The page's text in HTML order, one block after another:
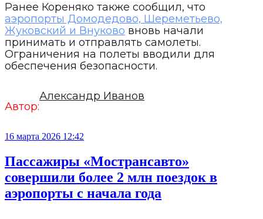
Ранее Кореняко также сообщил, что
аэропорты Домодедово, Шереметьево,
Жуковский и Внуково вновь начали
принимать и отправлять самолеты.
Ограничения на полеты вводили для
обеспечения безопасности.
Автор:
Александр Иванов
16 марта 2026 12:42
Пассажиры «Мострансавто»
совершили более 2 млн поездок в
аэропорты с начала года